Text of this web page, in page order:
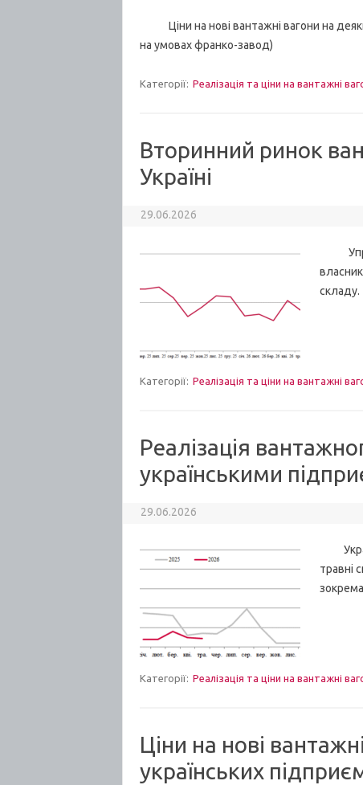
Ціни на нові вантажні вагони на
на умовах франко-завод)
Категорії: Реалізація та ціни на вантажні
Вторинний ринок
Україні
29.06.2026
складу.
Категорії: Реалізація та ціни на вантажні
Реалізація
українськими
29.06.2026
травні
Категорії: Реалізація та ціни на вантажні
Ціни на нові
українських